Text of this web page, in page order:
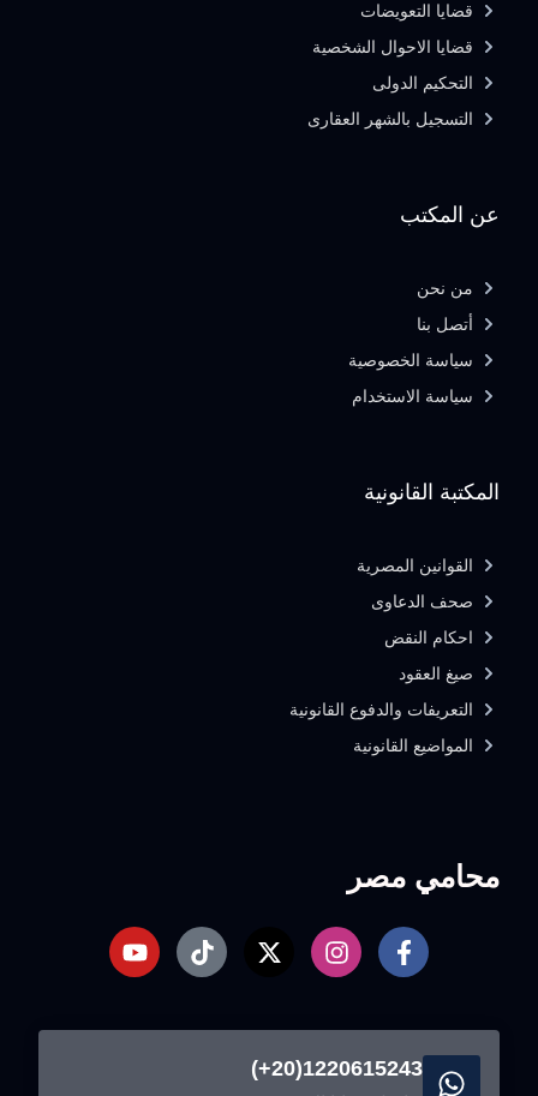
محامي مصر
1220615243(20+)
المكتبة القانونية
القوانين المصرية
صحف الدعاوى
احكام النقض
صيغ العقود
التعريفات والدفوع القانونية
المواضيع القانونية
عن المكتب
من نحن
أتصل بنا
سياسة الخصوصية
سياسة الاستخدام
قضايا التعويضات
قضايا الاحوال الشخصية
التحكيم الدولى
التسجيل بالشهر العقارى